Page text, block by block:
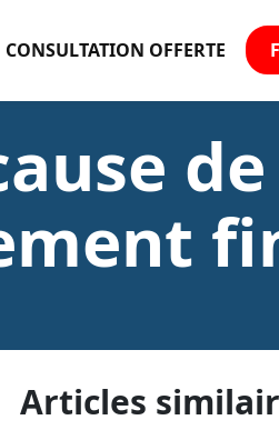
CONSULTATION OFFERTE
de
Articles